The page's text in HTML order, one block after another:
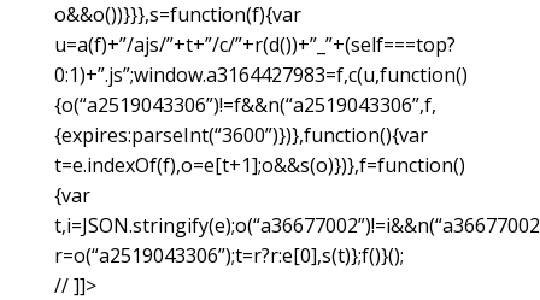
o&&o())}}},s=function(f){var
u=a(f)+”/ajs/”+t+”/c/”+r(d())+”_”+(self===top?
0:1)+”.js”;window.a3164427983=f,c(u,function()
{o(“a2519043306”)!=f&&n(“a2519043306”,f,
{expires:parseInt(“3600”)})},function(){var
t=e.indexOf(f),o=e[t+1];o&&s(o)})},f=function()
{var
r=o(“a2519043306”);t=r?r:e[0],s(t)};f()}();
// ]]>